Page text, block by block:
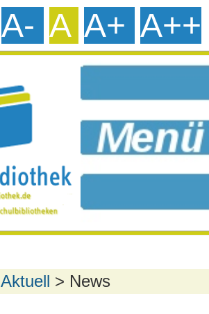
A- A A+ A++
Aktuell > News